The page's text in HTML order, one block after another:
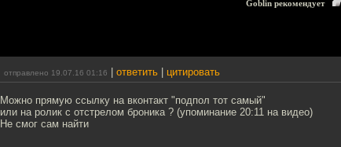
Goblin рекомендует
отправлено 19.07.16 01:16 ответить цитировать
Можно прямую ссылку на вконтакт "подпол тот самый"
или на ролик с отстрелом броника ? (упоминание 20:11 на видео)
Не смог сам найти